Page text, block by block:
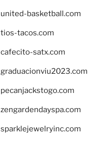
united-basketball.com
tios-tacos.com
cafecito-satx.com
graduacionviu2023.com
pecanjackstogo.com
zengardendayspa.com
sparklejewelryinc.com